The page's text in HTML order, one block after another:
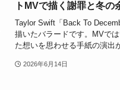
トMVで描く謝罪と冬の
Taylor Swift「Back To
描いたバラードです。MVで
た想いを思わせる手紙の演出
2026年6月14日